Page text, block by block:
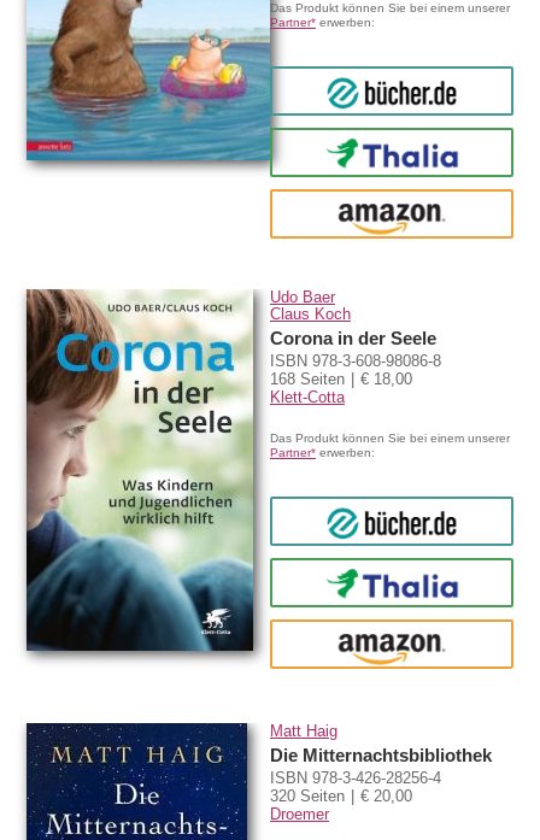
Das Produkt können Sie bei einem unserer
Partner* erwerben:
bücher.de
Thalia
amazon
Udo Baer
Claus Koch
Corona in der Seele
ISBN 978-3-608-98086-8
168 Seiten
€ 18,00
Klett-Cotta
Das Produkt können Sie bei einem unserer
Partner* erwerben:
bücher.de
Thalia
amazon
Matt Haig
Die Mitternachtsbibliothek
ISBN 978-3-426-28256-4
320 Seiten
€ 20,00
Droemer